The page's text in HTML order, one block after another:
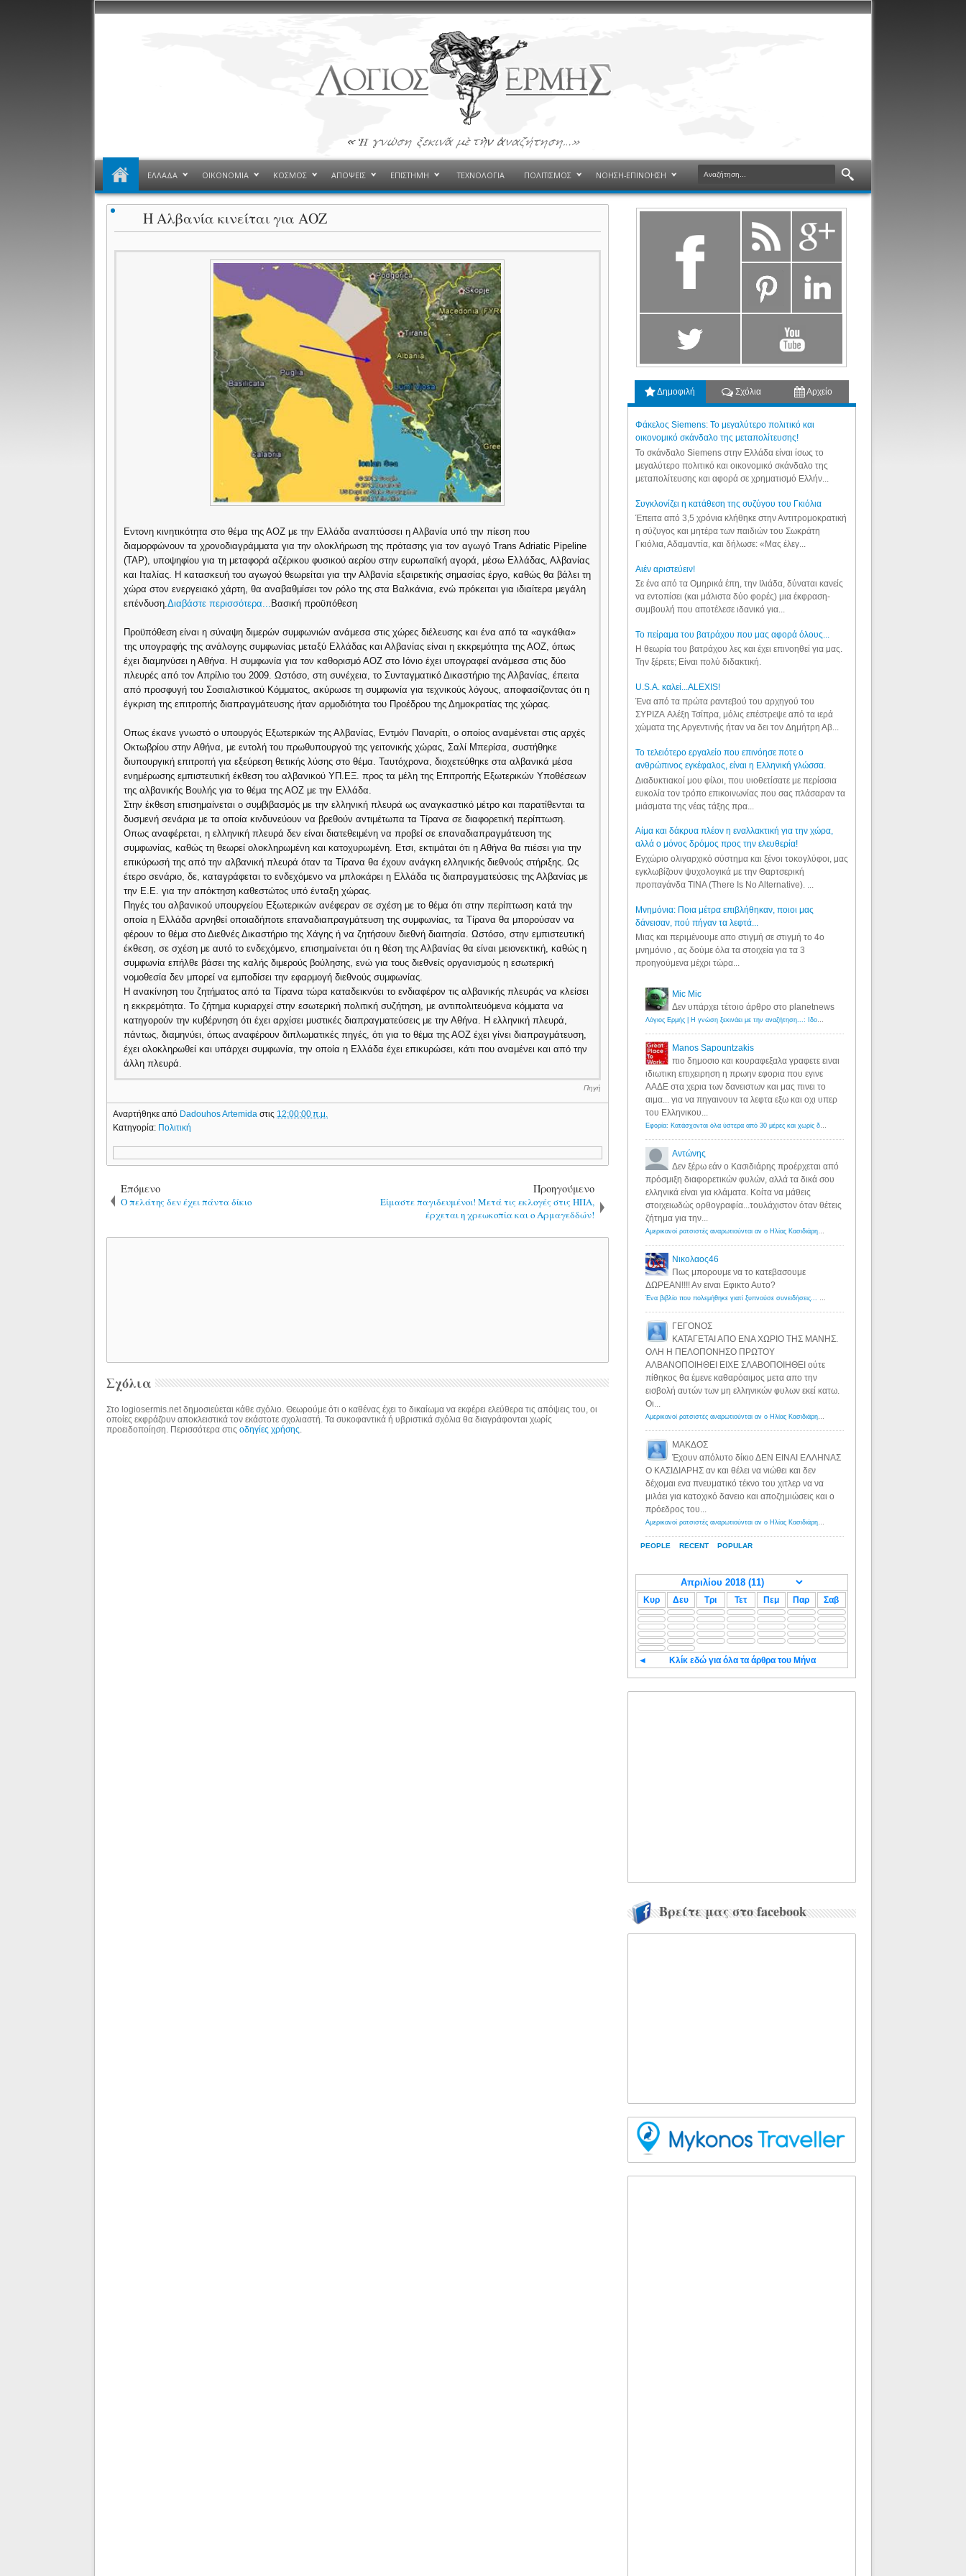
ΕΛΛΑΔΑ ΟΙΚΟΝΟΜΙΑ ΚΟΣΜΟΣ ΑΠΟΨΕΙΣ ΕΠΙΣΤΗΜΗ ΤΕΧΝΟΛΟΓΙΑ ΠΟΛΙΤΙΣΜΟΣ ΝΟΗΣΗ-ΕΠΙΝΟΗΣΗ
Η Αλβανία κινείται για ΑΟΖ
Εντονη κινητικότητα στο θέμα της ΑΟΖ με την Ελλάδα αναπτύσσει η Αλβανία υπό την πίεση που
διαμορφώνουν τα χρονοδιαγράμματα για την ολοκλήρωση της πρότασης για τον αγωγό Trans Adriatic Pipeline
(TAP), υποψηφίου για τη μεταφορά αζέρικου φυσικού αερίου στην ευρωπαϊκή αγορά, μέσω Ελλάδας, Αλβανίας
και Ιταλίας. Η κατασκευή του αγωγού θεωρείται για την Αλβανία εξαιρετικής σημασίας έργο, καθώς θα βάλει τη
χώρα στον ενεργειακό χάρτη, θα αναβαθμίσει τον ρόλο της στα Βαλκάνια, ενώ πρόκειται για ιδιαίτερα μεγάλη
επένδυση.Διαβάστε περισσότερα... Βασική προϋπόθεση
Προϋπόθεση είναι η σύναψη διμερών συμφωνιών ανάμεσα στις χώρες διέλευσης και ένα από τα «αγκάθια»
της υπογραφής της ανάλογης συμφωνίας μεταξύ Ελλάδας και Αλβανίας είναι η εκκρεμότητα της ΑΟΖ, όπως
έχει διαμηνύσει η Αθήνα. Η συμφωνία για τον καθορισμό ΑΟΖ στο Ιόνιο έχει υπογραφεί ανάμεσα στις δύο
πλευρές από τον Απρίλιο του 2009. Ωστόσο, στη συνέχεια, το Συνταγματικό Δικαστήριο της Αλβανίας, έπειτα
από προσφυγή του Σοσιαλιστικού Κόμματος, ακύρωσε τη συμφωνία για τεχνικούς λόγους, αποφασίζοντας ότι η
έγκριση της επιτροπής διαπραγμάτευσης ήταν αρμοδιότητα του Προέδρου της Δημοκρατίας της χώρας.
Οπως έκανε γνωστό ο υπουργός Εξωτερικών της Αλβανίας, Εντμόν Παναρίτι, ο οποίος αναμένεται στις αρχές
Οκτωβρίου στην Αθήνα, με εντολή του πρωθυπουργού της γειτονικής χώρας, Σαλί Μπερίσα, συστήθηκε
διυπουργική επιτροπή για εξεύρεση θετικής λύσης στο θέμα. Ταυτόχρονα, διοχετεύθηκε στα αλβανικά μέσα
ενημέρωσης εμπιστευτική έκθεση του αλβανικού ΥΠ.ΕΞ. προς τα μέλη της Επιτροπής Εξωτερικών Υποθέσεων
της αλβανικής Βουλής για το θέμα της ΑΟΖ με την Ελλάδα.
Στην έκθεση επισημαίνεται ο συμβιβασμός με την ελληνική πλευρά ως αναγκαστικό μέτρο και παρατίθενται τα
δυσμενή σενάρια με τα οποία κινδυνεύουν να βρεθούν αντιμέτωπα τα Τίρανα σε διαφορετική περίπτωση.
Οπως αναφέρεται, η ελληνική πλευρά δεν είναι διατεθειμένη να προβεί σε επαναδιαπραγμάτευση της
συμφωνίας, καθώς τη θεωρεί ολοκληρωμένη και κατοχυρωμένη. Ετσι, εκτιμάται ότι η Αθήνα θα πιέσει για την
επικύρωσή της από την αλβανική πλευρά όταν τα Τίρανα θα έχουν ανάγκη ελληνικής διεθνούς στήριξης. Ως
έτερο σενάριο, δε, καταγράφεται το ενδεχόμενο να μπλοκάρει η Ελλάδα τις διαπραγματεύσεις της Αλβανίας με
την Ε.Ε. για την απόκτηση καθεστώτος υπό ένταξη χώρας.
Πηγές του αλβανικού υπουργείου Εξωτερικών ανέφεραν σε σχέση με το θέμα ότι στην περίπτωση κατά την
οποία η Ελλάδα αρνηθεί οποιαδήποτε επαναδιαπραγμάτευση της συμφωνίας, τα Τίρανα θα μπορούσαν να
φέρουν το θέμα στο Διεθνές Δικαστήριο της Χάγης ή να ζητήσουν διεθνή διαιτησία. Ωστόσο, στην εμπιστευτική
έκθεση, σε σχέση με αυτό το ενδεχόμενο, επισημαίνεται ότι η θέση της Αλβανίας θα είναι μειονεκτική, καθώς η
συμφωνία επήλθε βάσει της καλής διμερούς βούλησης, ενώ για τους διεθνείς οργανισμούς η εσωτερική
νομοθεσία δεν μπορεί να εμποδίσει την εφαρμογή διεθνούς συμφωνίας.
Η ανακίνηση του ζητήματος από τα Τίρανα τώρα καταδεικνύει το ενδιαφέρον τις αλβανικής πλευράς να κλείσει
η εκκρεμότητα. Το ζήτημα κυριαρχεί στην εσωτερική πολιτική συζήτηση, με αντιπολιτευόμενα κόμματα να
κατηγορούν την κυβέρνηση ότι έχει αρχίσει μυστικές διαπραγματεύσεις με την Αθήνα. Η ελληνική πλευρά,
πάντως, διαμηνύει, όπως αναφέρουν διπλωματικές πηγές, ότι για το θέμα της ΑΟΖ έχει γίνει διαπραγμάτευση,
έχει ολοκληρωθεί και υπάρχει συμφωνία, την οποία η Ελλάδα έχει επικυρώσει, κάτι που αναμένει και από την
άλλη πλευρά.
Πηγή
Αναρτήθηκε από Dadouhos Artemidaστις 12:00:00 π.μ.
Κατηγορία: Πολιτική
Επόμενο
Ο πελάτης δεν έχει πάντα δίκιο
Προηγούμενο
Eίμαστε παγιδευμένοι! Μετά τις εκλογές στις ΗΠΑ,
έρχεται η χρεωκοπία και ο Αρμαγεδδών!
Σχόλια
Στο logiosermis.net δημοσιεύεται κάθε σχόλιο. Θεωρούμε ότι ο καθένας έχει το δικαίωμα να εκφέρει ελεύθερα τις απόψεις του, οι
οποίες εκφράζουν αποκλειστικά τον εκάστοτε σχολιαστή. Τα συκοφαντικά ή υβριστικά σχόλια θα διαγράφονται χωρίς
προειδοποίηση. Περισσότερα στιςοδηγίες χρήσης.
Δημοφιλή Σχόλια Αρχείο
Φάκελος Siemens: Το μεγαλύτερο πολιτικό και
οικονομικό σκάνδαλο της μεταπολίτευσης!
Το σκάνδαλο Siemens στην Ελλάδα είναι ίσως το
μεγαλύτερο πολιτικό και οικονομικό σκάνδαλο της
μεταπολίτευσης και αφορά σε χρηματισμό Ελλήν...
Συγκλονίζει η κατάθεση της συζύγου του Γκιόλια
Έπειτα από 3,5 χρόνια κλήθηκε στην Αντιτρομοκρατική
η σύζυγος και μητέρα των παιδιών του Σωκράτη
Γκιόλια, Αδαμαντία, και δήλωσε: «Μας έλεγ...
Aιέν αριστεύειν!
Σε ένα από τα Ομηρικά έπη, την Ιλιάδα, δύναται κανείς
να εντοπίσει (και μάλιστα δύο φορές) μια έκφραση-
συμβουλή που αποτέλεσε ιδανικό για...
Το πείραμα του βατράχου που μας αφορά όλους...
Η θεωρία του βατράχου λες και έχει επινοηθεί για μας.
Την ξέρετε; Είναι πολύ διδακτική.
U.S.A. καλεί...ALEXIS!
Ένα από τα πρώτα ραντεβού του αρχηγού του
ΣΥΡΙΖΑ Αλέξη Τσίπρα, μόλις επέστρεψε από τα ιερά
χώματα της Αργεντινής ήταν να δει τον Δημήτρη Αβ...
Το τελειότερο εργαλείο που επινόησε ποτε ο
ανθρώπινος εγκέφαλος, είναι η Ελληνική γλώσσα.
Διαδυκτιακοί μου φίλοι, που υιοθετίσατε με περίσσια
ευκολία τον τρόπο επικοινωνίας που σας πλάσαραν τα
μιάσματα της νέας τάξης πρα...
Αίμα και δάκρυα πλέον η εναλλακτική για την χώρα,
αλλά ο μόνος δρόμος προς την ελευθερία!
Εγχώριο ολιγαρχικό σύστημα και ξένοι τοκογλύφοι, μας
εγκλωβίζουν ψυχολογικά με την Θαρτσερική
προπαγάνδα TINA (There Is No Alternative). ...
Μνημόνια: Ποια μέτρα επιβλήθηκαν, ποιοι μας
δάνεισαν, πού πήγαν τα λεφτά...
Μιας και περιμένουμε απο στιγμή σε στιγμή το 4ο
μνημόνιο , ας δούμε όλα τα στοιχεία για τα 3
προηγούμενα μέχρι τώρα...
PEOPLE RECENT POPULAR
Mic Mic
Δεν υπάρχει τέτοιο άρθρο στο planetnews
Λόγιος Ερμής | Η γνώση ξεκινάει με την αναζήτηση...: Ιδού οι 18 που χρωστούν 11 δις ευρώ!
Manos Sapountzakis
πιο δημοσιο και κουραφεξαλα γραφετε ειναι
ιδιωτικη επιχειρηση η πρωην εφορια που εγινε
ΑΑΔΕ στα χερια των δανειστων και μας πινει το
αιμα... για να πηγαινουν τα λεφτα εξω και οχι υπερ
του Ελληνικου...
Εφορία: Κατάσχονται όλα ύστερα από 30 μέρες και χωρίς δικαστικές αποφάσεις - Λόγιος Ερμής
Αντώνης
Δεν ξέρω εάν ο Κασιδιάρης προέρχεται από
πρόσμιξη διαφορετικών φυλών, αλλά τα δικά σου
ελληνικά είναι για κλάματα. Κοίτα να μάθεις
στοιχειωδώς ορθογραφία...τουλάχιστον όταν θέτεις
ζήτημα για την...
Αμερικανοί ρατσιστές αναρωτιούνται αν ο Ηλίας Κασιδιάρης ανήκει στη λευκή φυλή... - Λόγιος Ερμής
Νικολαος46
Πως μπορουμε να το κατεβασουμε
ΔΩΡΕΑΝ!!!! Αν ειναι Εφικτο Αυτο?
Ένα βιβλίο που πολεμήθηκε γιατί ξυπνούσε συνειδήσεις... - Λόγιος Ερμής | Η γνώση ξεκινάει με την αναζήτηση...
ΓΕΓΟΝΟΣ
ΚΑΤΑΓΕΤΑΙ ΑΠΟ ΕΝΑ ΧΩΡΙΟ ΤΗΣ ΜΑΝΗΣ.
ΟΛΗ Η ΠΕΛΟΠΟΝΗΣΟ ΠΡΩΤΟΥ
ΑΛΒΑΝΟΠΟΙΗΘΕΙ ΕΙΧΕ ΣΛΑΒΟΠΟΙΗΘΕΙ ούτε
πίθηκος θα έμενε καθαρόαιμος μετα απο την
εισβολή αυτών των μη ελληνικών φυλων εκεί κατω.
Οι...
Αμερικανοί ρατσιστές αναρωτιούνται αν ο Ηλίας Κασιδιάρης ανήκει στη λευκή φυλή... - Λόγιος Ερμής
ΜΑΚΔΟΣ
Έχουν απόλυτο δίκιο ΔΕΝ ΕΙΝΑΙ ΕΛΛΗΝΑΣ
Ο ΚΑΣΙΔΙΑΡΗΣ αν και θέλει να νιώθει και δεν
δέχομαι ενα πνευματικό τέκνο του χιτλερ να να
μιλάει για κατοχικό δανειο και αποζημιώσεις και ο
πρόεδρος του...
Αμερικανοί ρατσιστές αναρωτιούνται αν ο Ηλίας Κασιδιάρης ανήκει στη λευκή φυλή... - Λόγιος Ερμής
Κυρ Δευ Τρι Τετ Πεμ Παρ Σαβ
◄ Κλίκ εδώ για όλα τα άρθρα του Μήνα
Βρείτε μας στο facebook